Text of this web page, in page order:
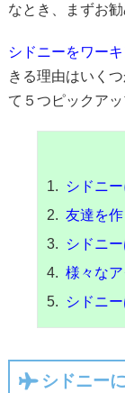
なとき、まずお
シドニーをワー
きる理由はいく
て５つピックア
シドニ
友達を
シドニ
様々な
シドニ
シドニー